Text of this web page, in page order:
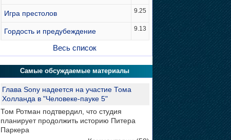
Игра престолов 9.25
Гордость и предубеждение 9.13
Весь список
Самые обсуждаемые материалы
Глава Sony надеется на участие Тома
Холланда в "Человеке-пауке 5"
Том Ротман подтвердил, что студия
планирует продолжить историю Питера
Паркера